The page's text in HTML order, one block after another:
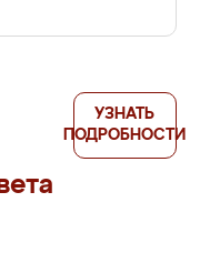
УЗНАТЬ
ПОДРОБНОСТИ